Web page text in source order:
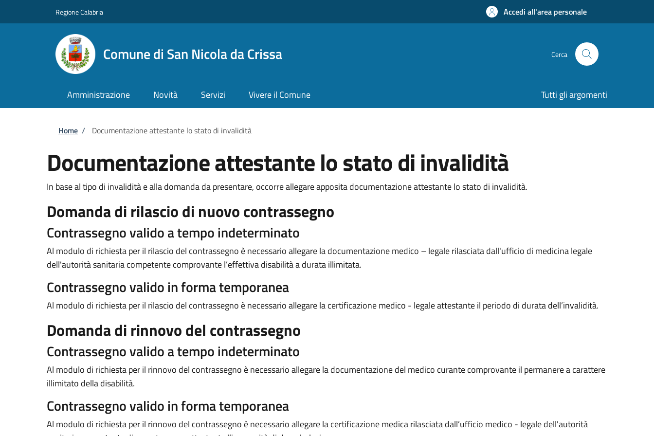
Regione Calabria Accedi all'area personale
Comune di San Nicola da Crissa Cerca
Amministrazione Novità Servizi Vivere il Comune Tutti gli argomenti
Briciole di pane
Home / Documentazione attestante lo stato di invalidità
Documentazione attestante lo stato di invalidità
In base al tipo di invalidità e alla domanda da presentare, occorre allegare apposita documentazione attestante lo stato di invalidità.
Domanda di rilascio di nuovo contrassegno
Contrassegno valido a tempo indeterminato
Al modulo di richiesta per il rilascio del contrassegno è necessario allegare la documentazione medico – legale rilasciata dall'ufficio di medicina legale
dell'autorità sanitaria competente comprovante l’effettiva disabilità a durata illimitata.
Contrassegno valido in forma temporanea
Al modulo di richiesta per il rilascio del contrassegno è necessario allegare la certificazione medico - legale attestante il periodo di durata dell’invalidità.
Domanda di rinnovo del contrassegno
Contrassegno valido a tempo indeterminato
Al modulo di richiesta per il rinnovo del contrassegno è necessario allegare la documentazione del medico curante comprovante il permanere a carattere
illimitato della disabilità.
Contrassegno valido in forma temporanea
Al modulo di richiesta per il rinnovo del contrassegno è necessario allegare la certificazione medica rilasciata dall’ufficio medico - legale dell'autorità